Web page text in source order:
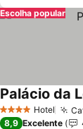
Escolha popular
4 EstrelasHotel
Palácio da
8,9 Excelente